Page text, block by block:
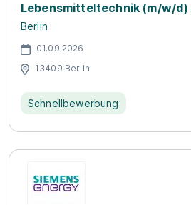
Lebensmitteltechnik (m/w/d)
Berlin
01.09.2026
13409 Berlin
Schnellbewerbung